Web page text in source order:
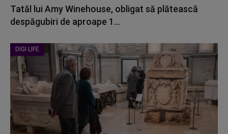
Tatăl lui Amy Winehouse, obligat să plătească
despăgubiri de aproape 1...
DIGI LIFE